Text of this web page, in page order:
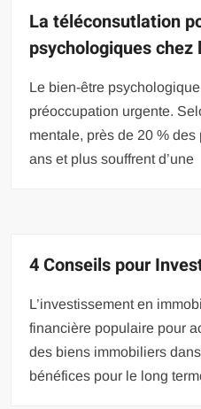
La téléconsutlation
psychologiques chez
Le bien-être
préoccupation urgente.
mentale, près de 20 %
ans et plus souffrent d’une
4 Conseils pour
L’investissement en
financière populaire pour
des biens immobiliers
bénéfices pour le long